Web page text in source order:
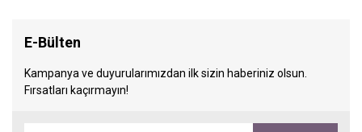
E-Bülten
Kampanya ve duyurularımızdan ilk sizin haberiniz olsun.
Fırsatları kaçırmayın!